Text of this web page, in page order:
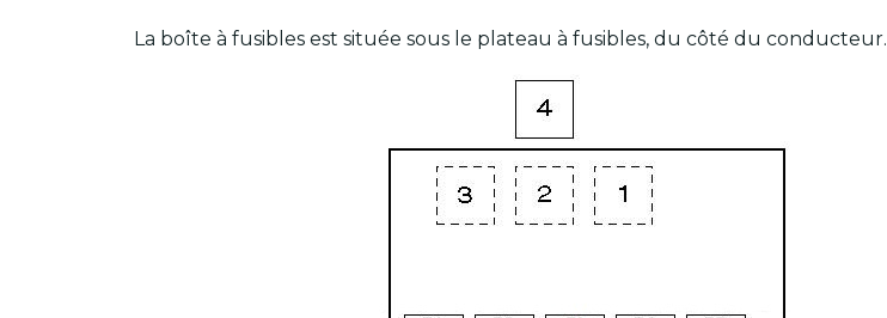
La boîte à fusibles est située sous le plateau à fusibles, du côté du conducteur.